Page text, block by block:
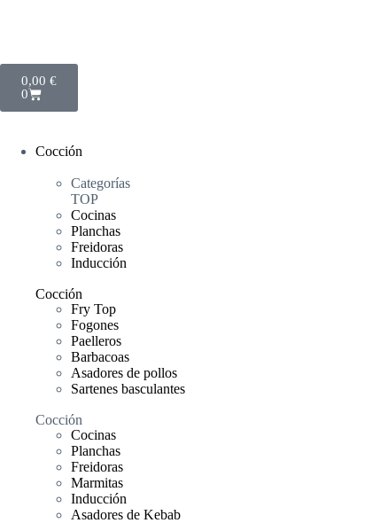
0,00 €
0
Cocción
Categorías
TOP
Cocinas
Planchas
Freidoras
Inducción
Cocción
Fry Top
Fogones
Paelleros
Barbacoas
Asadores de pollos
Sartenes basculantes
Cocción
Cocinas
Planchas
Freidoras
Marmitas
Inducción
Asadores de Kebab